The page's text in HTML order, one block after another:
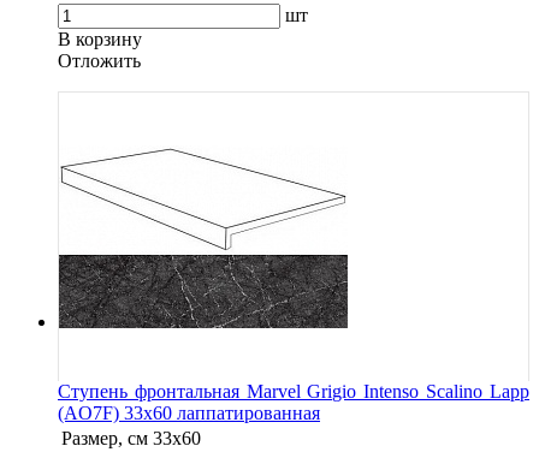
шт
В корзину
Oтложить
Ступень фронтальная Marvel Grigio Intenso Scalino Lapp
(AO7F) 33x60 лаппатированная
Размер, см 33x60